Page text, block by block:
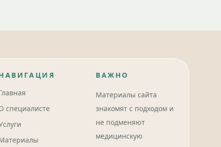
специалисте
ВАЖНО
Материалы сайта
знакомят с подходом и
не подменяют
медицинскую